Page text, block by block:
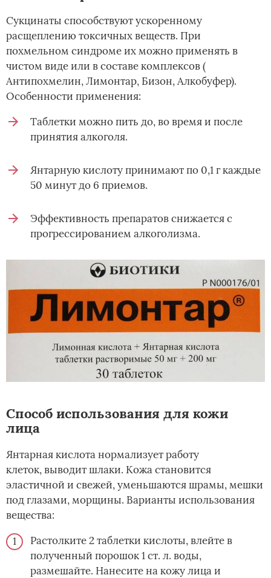
Сукцинаты способствуют ускоренному
расщеплению токсичных веществ. При
похмельном синдроме их можно применять в
чистом виде или в составе комплексов (
Антипохмелин, Лимонтар, Бизон, Алкобуфер).
Особенности применения:
Таблетки можно пить до, во время и после
принятия алкоголя.
Янтарную кислоту принимают по 0,1 г каждые
50 минут до 6 приемов.
Эффективность препаратов снижается с
прогрессированием алкоголизма.
Способ использования для кожи
лица
Янтарная кислота нормализует работу
клеток, выводит шлаки. Кожа становится
эластичной и свежей, уменьшаются шрамы, мешки
под глазами, морщины. Варианты использования
вещества:
Растолките 2 таблетки кислоты, влейте в
полученный порошок 1 ст. л. воды,
размешайте. Нанесите на кожу лица и